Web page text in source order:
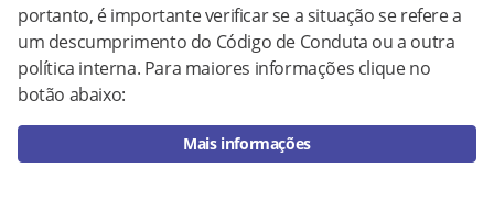
portanto, é importante verificar se a situação se refere a
um descumprimento do Código de Conduta ou a outra
política interna. Para maiores informações clique no
botão abaixo:
Mais informações